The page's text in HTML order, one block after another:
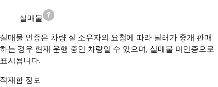
실매물
실매물 인증은 차량 실 소유자의 요청에 따라 딜러가 중개 판매
하는 경우 현재 운행 중인 차량일 수 있으며, 실매물 미인증으로
표시됩니다.
적재함 정보